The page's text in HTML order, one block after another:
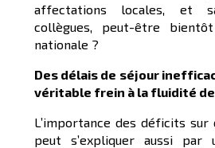
affectations locales, et
collègues, peut-être
nationale ?
Des délais de séjour
véritable frein à la fluidité
L’importance des déficits sur
peut s’expliquer aussi